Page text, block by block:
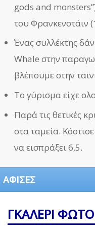
gods and
του Φρανκενστάιν
Ένας συλλέκτης
Whale στην
βλέπουμε στην
Το γύρισμα είχε
Παρά τις θετικές
στα ταμεία.
να εισπράξει 6,5.
ΑΦΙΣΕΣ
ΓΚΑΛΕΡΙ